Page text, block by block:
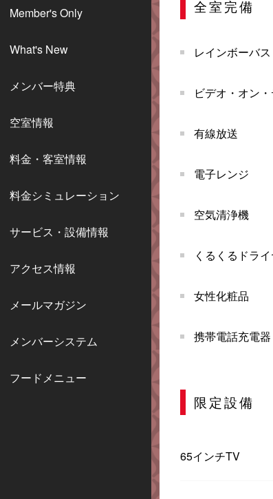
Member's Only
What's New
メンバー特典
空室情報
料金シミュレーション
サービス・設備情報
アクセス情報
メールマガジン
メンバーシステム
フードメニュー
全室完備
レインボーバス
ビデオ・オン
有線放送
電子レンジ
空気清浄機
くるくるドラ
女性化粧品
携帯電話充電器
限定設備
65インチTV